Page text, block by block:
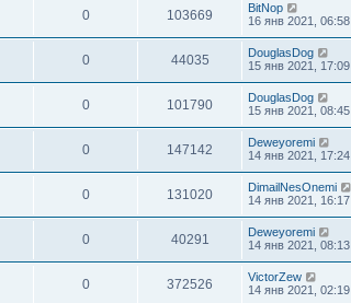
0 103669
BitNop
16 янв 2021, 06:58
0 44035
DouglasDog
15 янв 2021, 17:09
0 101790
DouglasDog
15 янв 2021, 08:45
0 147142
Deweyoremi
14 янв 2021, 17:24
0 131020
DimailNesOnemi
14 янв 2021, 16:17
0 40291
Deweyoremi
14 янв 2021, 08:13
0 372526
VictorZew
14 янв 2021, 02:19